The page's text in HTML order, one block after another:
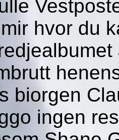
hvor du
biorgen
ingen